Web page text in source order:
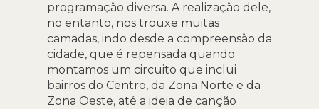
programação diversa. A realização dele,
no entanto, nos trouxe muitas
camadas, indo desde a compreensão da
cidade, que é repensada quando
montamos um circuito que inclui
bairros do Centro, da Zona Norte e da
Zona Oeste, até a ideia de canção